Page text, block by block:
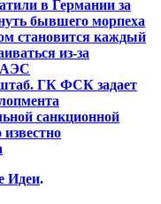
в Германии за
бывшего морпеха
становится каждый
из-за
ГК ФСК задает
санкционной
Идеи.